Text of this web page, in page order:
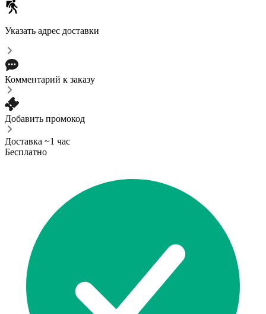
Указать адрес доставки
Комментарий к заказу
Добавить промокод
Доставка ~1 час
Бесплатно